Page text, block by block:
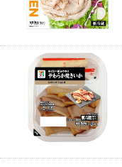
ニンテンドー・ダウン
スキャン
ファクス
チケット
セブン銀行ATM
ご利用可能なお支払い方
各種料金のお支払い
チケットぴあ
イープラス
CNプレイガイド
タワーレコード
セブンネットショッピン
停電時のサービス停止
貸借対照表・損益計算書
沿革
国内店舗数
GREEN CHALLENGE
4VISIONS
アルバイト情報
店舗検索
お問い合わせ
Language
English (Corporate)
English (Services)